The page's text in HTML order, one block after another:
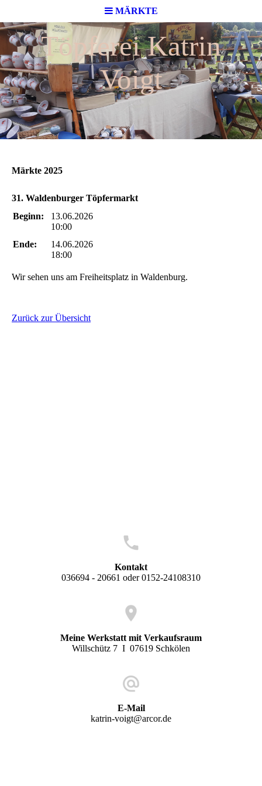
MÄRKTE
Töpferei Katrin
Voigt
Märkte 2025
31. Waldenburger Töpfermarkt
Beginn:
13.06.2026
10:00
Ende:
14.06.2026
18:00
Wir sehen uns am Freiheitsplatz in Waldenburg.
Zurück zur Übersicht
Kontakt
036694 - 20661 oder 0152-24108310
Meine Werkstatt mit Verkaufsraum
Willschütz 7 I 07619 Schkölen
E-Mail
katrin-voigt@arcor.de